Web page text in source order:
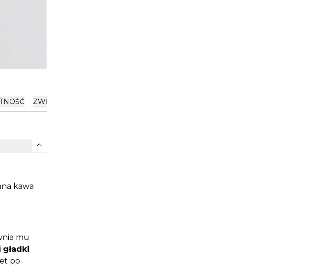
ZWROTY
expand_more
kawa
mu
i gładki
po